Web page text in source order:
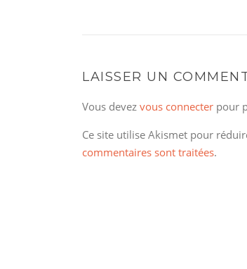
LAISSER UN
Vous devez vous connecter pour
Ce site utilise Akismet pour
commentaires sont traitées.